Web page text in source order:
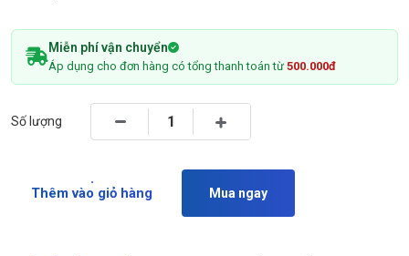
Miễn phí vận chuyển
Áp dụng cho đơn hàng có tổng thanh toán từ 500.000đ
Số lượng
Thêm vào giỏ hàng Mua ngay